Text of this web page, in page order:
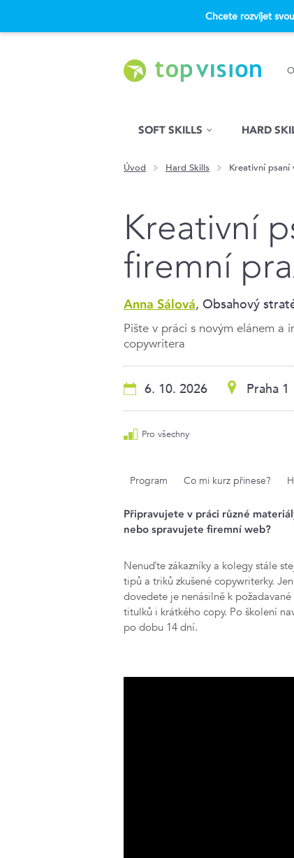
Chcete rozvíjet
SOFT SKILLS HARD
Úvod Hard Skills Kreativní
Kreativní
firemní
Anna Sálová, Obsahový
Pište v práci s novým elánem a
copywritera
6. 10. 2026 Praha 1
Pro všechny
Program Co mi kurz přinese?
Připravujete v práci různé
nebo spravujete firemní web?
Nenuďte zákazníky a kolegy stále
tipů a triků zkušené copywriterky.
dovedete je nenásilně k
titulků i krátkého copy. Po školení
po dobu 14 dní.